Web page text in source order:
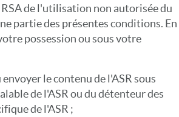
de l'utilisation non autorisée du
partie des présentes conditions. En
possession ou sous votre
le contenu de l'ASR sous
de l'ASR ou du détenteur des
de l'ASR ;